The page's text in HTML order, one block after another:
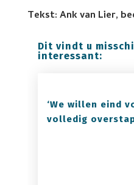
Tekst: Ank van Lier,
Dit vindt u
interessant:
‘We willen eind
volledig